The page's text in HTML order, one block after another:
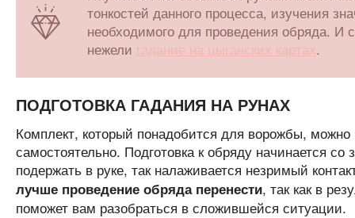
тонкостей данного процесса, изучения
необходимого для проведения обряда. И
нежели гадание на цыганских картах.
ПОДГОТОВКА ГАДАНИЯ НА РУНАХ
Комплект, который понадобится для ворожбы, можно
самостоятельно. Подготовка к обряду начинается
подержать в руке, так налаживается незримый
лучше проведение обряда перенести, так как в
поможет вам разобраться в сложившейся ситуации.